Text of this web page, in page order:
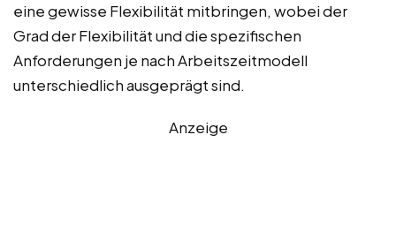
eine gewisse Flexibilität mitbringen, wobei der
Grad der Flexibilität und die spezifischen
Anforderungen je nach Arbeitszeitmodell
unterschiedlich ausgeprägt sind.
Anzeige